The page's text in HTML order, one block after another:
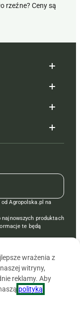
rzeźne? Ceny są
Agropolska.pl na
produktach
te będą
wrażenia z
witryny,
reklamy. Aby
polityką